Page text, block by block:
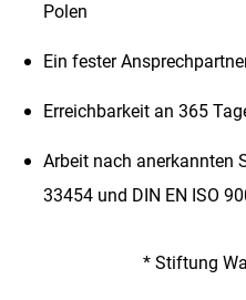
Polen
Ein fester
Erreichbarkeit an 365
Arbeit nach anerkannten
33454 und DIN EN ISO
* Stiftung